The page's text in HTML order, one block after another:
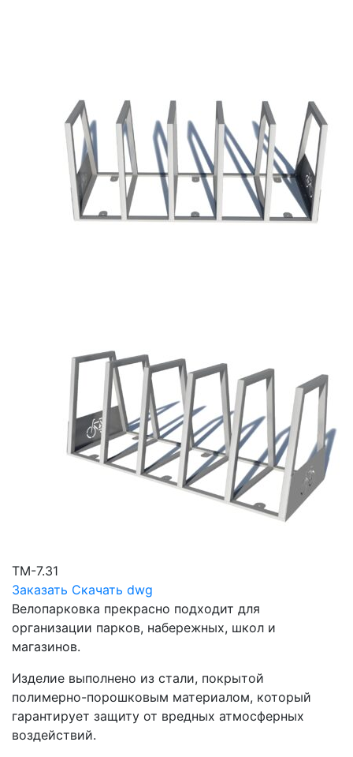
ТМ-7.31
Заказать Скачать dwg
Велопарковка прекрасно подходит для
организации парков, набережных, школ и
магазинов.
Изделие выполнено из стали, покрытой
полимерно-порошковым материалом, который
гарантирует защиту от вредных атмосферных
воздействий.